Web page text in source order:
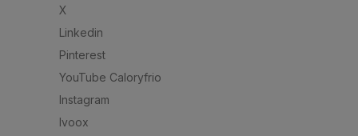
X
Linkedin
Pinterest
YouTube Caloryfrio
Instagram
Ivoox